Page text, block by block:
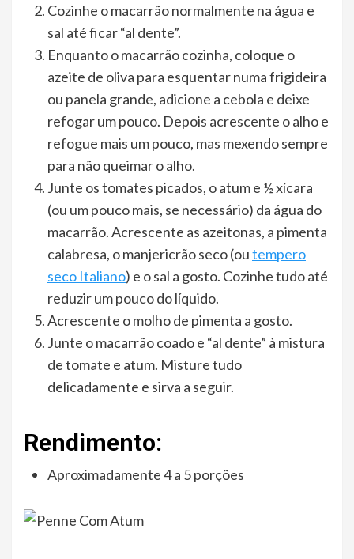
Cozinhe o macarrão normalmente na água e
sal até ficar “al dente”.
Enquanto o macarrão cozinha, coloque o
azeite de oliva para esquentar numa frigideira
ou panela grande, adicione a cebola e deixe
refogar um pouco. Depois acrescente o alho e
refogue mais um pouco, mas mexendo sempre
para não queimar o alho.
Junte os tomates picados, o atum e ½ xícara
(ou um pouco mais, se necessário) da água do
macarrão. Acrescente as azeitonas, a pimenta
calabresa, o manjericrão seco (outempero
seco Italiano) e o sal a gosto. Cozinhe tudo até
reduzir um pouco do líquido.
Acrescente o molho de pimenta a gosto.
Junte o macarrão coado e “al dente” à mistura
de tomate e atum. Misture tudo
delicadamente e sirva a seguir.
Rendimento:
Aproximadamente 4 a 5 porções